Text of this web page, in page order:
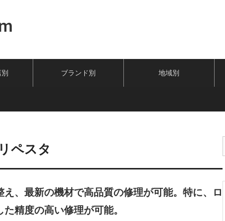
ブランド別 地域別
ペスタ
、最新の機材で高品質の修理が可能。特に、ロ
精度の高い修理が可能。